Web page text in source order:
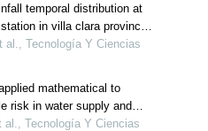
temporal distribution at
in villa clara province,
al., Tecnología Y Ciencias
mathematical to
risk in water supply and
al., Tecnología Y Ciencias